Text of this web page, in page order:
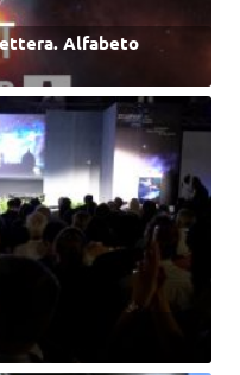
lettera. Alfabeto